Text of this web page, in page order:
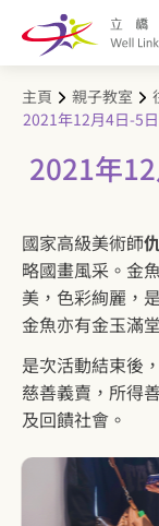
主頁 親子教室
2021年12月4日-5
2021年
國家高級美術師
略國畫風采。金
美，色彩絢麗，
金魚亦有金玉滿
是次活動結束後
慈善義賣，所得
及回饋社會。